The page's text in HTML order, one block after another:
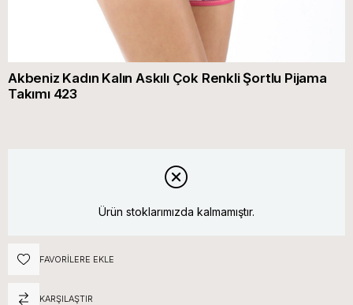
Akbeniz Kadın Kalın Askılı Çok Renkli Şortlu Pijama
Takımı 423
Ürün stoklarımızda kalmamıştır.
FAVORILERE EKLE
KARŞILAŞTIR